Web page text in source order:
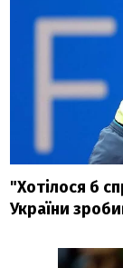
"Хотілося б
України